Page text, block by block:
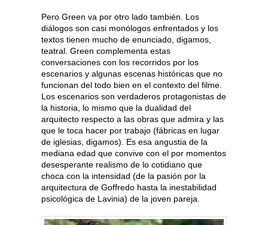
Pero Green va por otro lado también. Los
diálogos son casi monólogos enfrentados y los
textos tienen mucho de enunciado, digamos,
teatral. Green complementa estas
conversaciones con los recorridos por los
escenarios y algunas escenas históricas que no
funcionan del todo bien en el contexto del filme.
Los escenarios son verdaderos protagonistas de
la historia, lo mismo que la dualidad del
arquitecto respecto a las obras que admira y las
que le toca hacer por trabajo (fábricas en lugar
de iglesias, digamos). Es esa angustia de la
mediana edad que convive con el por momentos
desesperante realismo de lo cotidiano que
choca con la intensidad (de la pasión por la
arquitectura de Goffredo hasta la inestabilidad
psicológica de Lavinia) de la joven pareja.